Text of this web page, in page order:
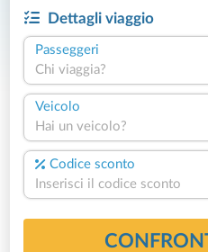
Dettagli viaggio
Passeggeri
Chi viaggia?
Veicolo
Hai un veicolo?
Codice sconto